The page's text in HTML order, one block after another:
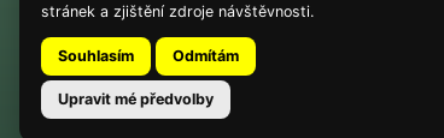
stránek a zjištění zdroje návštěvnosti.
Souhlasím Odmítám
Upravit mé předvolby